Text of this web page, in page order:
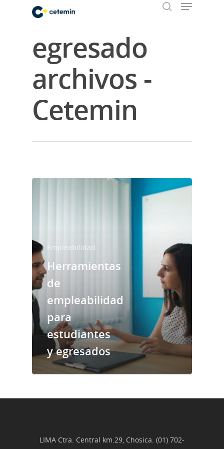
Hit enter to search or ESC to close
egresado
archivos -
Cetemin
Empleabilidad
Herramientas
de
empleabilidad
para
estudiantes
y egresados
LIMA Ctra. Central km.29, Chosica. (01) 702-
Noticias